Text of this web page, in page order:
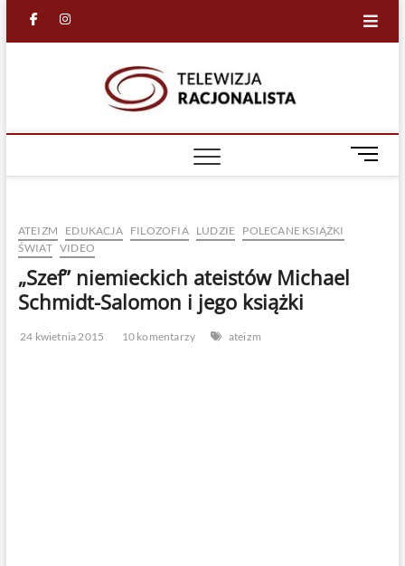
facebook
in
M
e
ATEIZM EDUKACJA FILOZOFIA LUDZIE POLECANE KSIĄŻKI
ŚWIAT VIDEO
„Szef” niemieckich ateistów Michael
Schmidt-Salomon i jego książki
24 kwietnia 2015 10 komentarzy ateizm